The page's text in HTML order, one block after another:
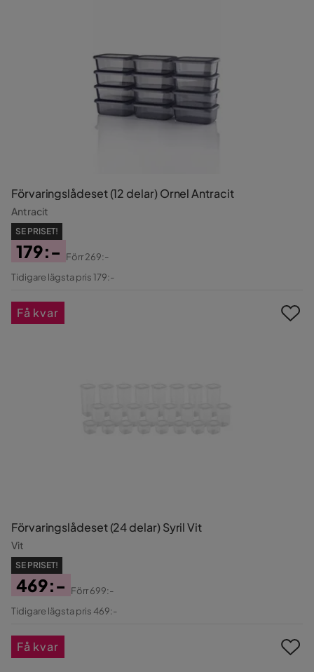
Förvaringslådeset (12 delar) Ornel Antracit
Antracit
SE PRISET!
Pris
179:-
Original
Förr269:-
Tidigare lägsta pris 179:-
Förvaringslådeset (24 delar) Syril Vit
Vit
SE PRISET!
Pris
469:-
Original
Förr699:-
Tidigare lägsta pris 469:-
Få kvar
Få kvar